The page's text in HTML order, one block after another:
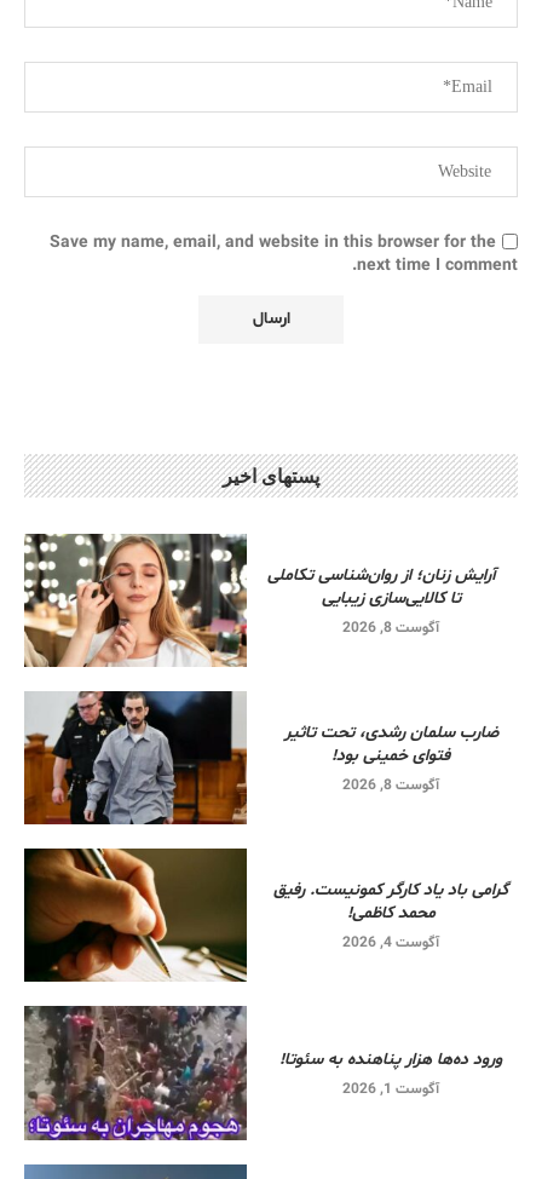
Save my name, email, and website in this browser for the
next time I comment.
پستهای اخیر
آرایش زنان؛ از روان‌شناسی تکاملی
تا کالایی‌سازی زیبایی
آگوست 8, 2026
ضارب سلمان رشدی، تحت تاثیر
فتوای خمینی بود!
آگوست 8, 2026
گرامی باد یاد کارگر کمونیست. رفیق
محمد کاظمی!
آگوست 4, 2026
ورود ده‌ها هزار پناهنده به سئوتا!
آگوست 1, 2026